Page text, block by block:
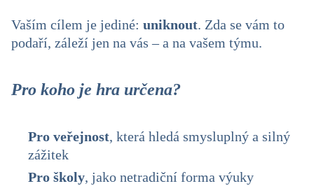
Vaším cílem je jediné: uniknout. Zda se vám to
podaří, záleží jen na vás – a na vašem týmu.
Pro koho je hra určena?
Pro veřejnost, která hledá smysluplný a silný
zážitek
Pro školy, jako netradiční forma výuky